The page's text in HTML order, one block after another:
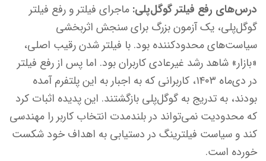
درس‌های رفع فیلتر گوگل‌پلی: ماجرای فیلتر و رفع فیلتر
گوگل‌پلی، یک آزمون بزرگ برای سنجش اثربخشی
سیاست‌های محدودکننده بود. با فیلتر شدن رقیب اصلی،
«بازار» شاهد رشد غیرعادی کاربران بود. اما پس از رفع فیلتر
در دی‌ماه ۱۴۰۳، کاربرانی که به اجبار به این پلتفرم آمده
بودند، به تدریج به گوگل‌پلی بازگشتند. این پدیده اثبات کرد
که محدودیت نمی‌تواند در بلندمدت انتخاب کاربر را مهندسی
کند و سیاست فیلترینگ در دستیابی به اهداف خود شکست
خورده است.